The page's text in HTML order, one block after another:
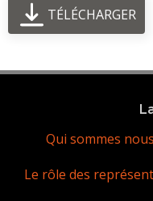
TÉLÉCHARGER
Qui sommes
Le rôle des